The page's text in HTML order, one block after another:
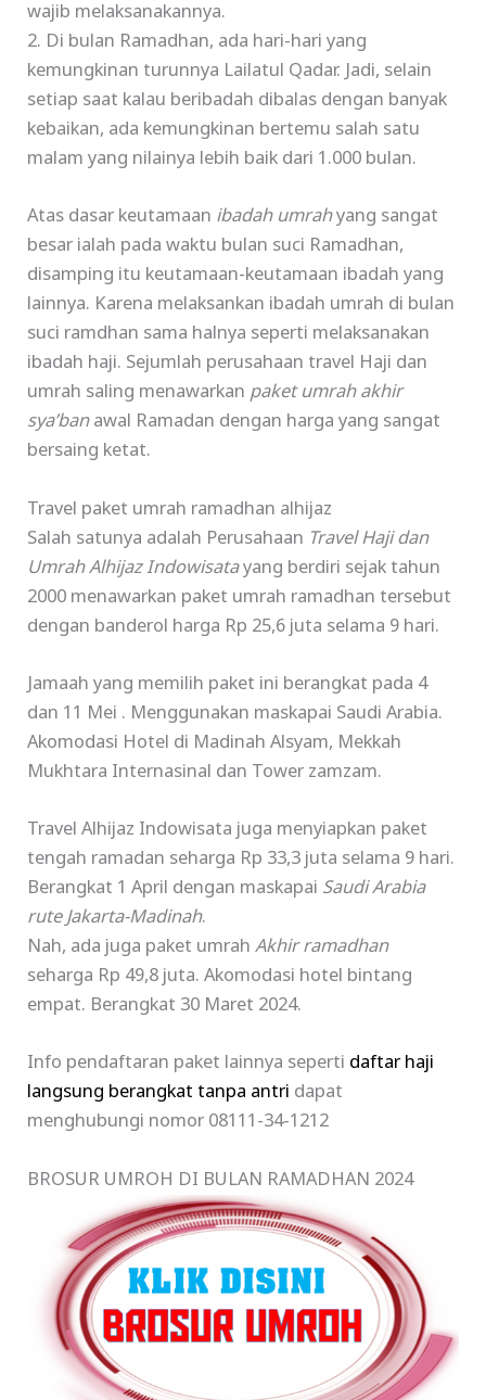
wajib melaksanakannya.
2. Di bulan Ramadhan, ada hari-hari yang
kemungkinan turunnya Lailatul Qadar. Jadi, selain
setiap saat kalau beribadah dibalas dengan banyak
kebaikan, ada kemungkinan bertemu salah satu
malam yang nilainya lebih baik dari 1.000 bulan.
Atas dasar keutamaan ibadah umrahyang sangat
besar ialah pada waktu bulan suci Ramadhan,
disamping itu keutamaan-keutamaan ibadah yang
lainnya. Karena melaksankan ibadah umrah di bulan
suci ramdhan sama halnya seperti melaksanakan
ibadah haji. Sejumlah perusahaan travel Haji dan
umrah saling menawarkan paket umrah akhir
sya’banawal Ramadan dengan harga yang sangat
bersaing ketat.
Travel paket umrah ramadhan alhijaz
Salah satunya adalah Perusahaan Travel Haji dan
Umrah Alhijaz Indowisatayang berdiri sejak tahun
2000 menawarkan paket umrah ramadhan tersebut
dengan banderol harga Rp 25,6 juta selama 9 hari.
Jamaah yang memilih paket ini berangkat pada 4
dan 11 Mei . Menggunakan maskapai Saudi Arabia.
Akomodasi Hotel di Madinah Alsyam, Mekkah
Mukhtara Internasinal dan Tower zamzam.
Travel Alhijaz Indowisata juga menyiapkan paket
tengah ramadan seharga Rp 33,3 juta selama 9 hari.
Berangkat 1 April dengan maskapai Saudi Arabia
rute Jakarta-Madinah.
Nah, ada juga paket umrahAkhir ramadhan
seharga Rp 49,8 juta. Akomodasi hotel bintang
empat. Berangkat 30 Maret 2024.
Info pendaftaran paket lainnya seperti daftar haji
langsung berangkat tanpa antri dapat
menghubungi nomor 08111-34-1212
BROSUR UMROH DI BULAN RAMADHAN 2024